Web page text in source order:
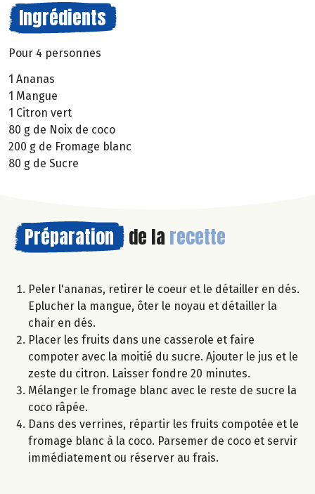
Ingrédients
Pour 4 personnes
1 Ananas
1 Mangue
1 Citron vert
80 g de Noix de coco
200 g de Fromage blanc
80 g de Sucre
Préparation de la recette
Peler l'ananas, retirer le coeur et le détailler en dés.
Eplucher la mangue, ôter le noyau et détailler la
chair en dés.
Placer les fruits dans une casserole et faire
compoter avec la moitié du sucre. Ajouter le jus et le
zeste du citron. Laisser fondre 20 minutes.
Mélanger le fromage blanc avec le reste de sucre la
coco râpée.
Dans des verrines, répartir les fruits compotée et le
fromage blanc à la coco. Parsemer de coco et servir
immédiatement ou réserver au frais.